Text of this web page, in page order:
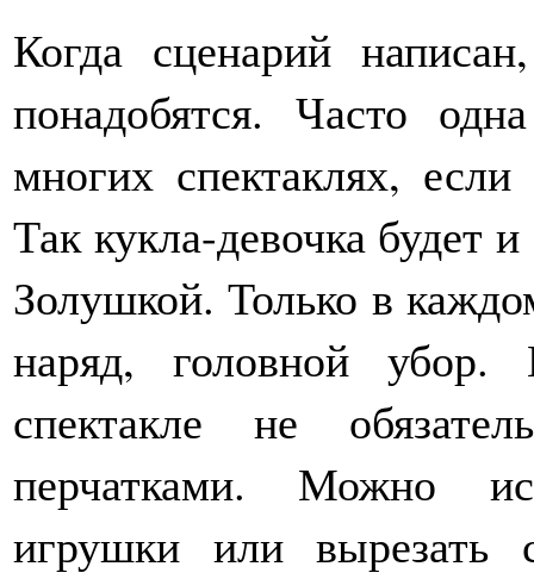
Когда сценарий
понадобятся. Часто
многих спектаклях,
Так кукла-девочка
Золушкой. Только в
наряд, головной убор.
спектакле не
перчатками. Можно
игрушки или вырезать